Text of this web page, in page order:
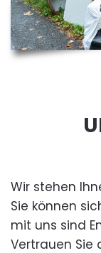
Wir stehen
Sie können
mit uns sind
Vertrauen Sie